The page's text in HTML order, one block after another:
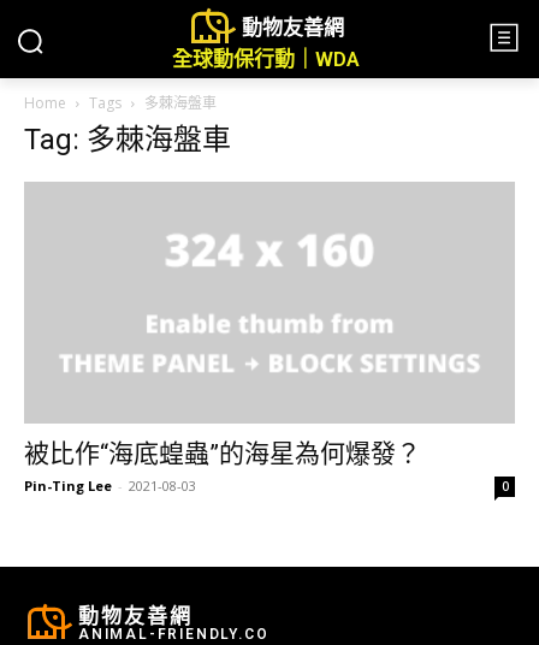
動物友善網
全球動保行動｜WDA
Home Tags 多棘海盤車
Tag: 多棘海盤車
被比作“海底蝗蟲”的海星為何爆發？
Pin-Ting Lee - 2021-08-03 0
動物友善網
ANIMAL-FRIENDLY.CO